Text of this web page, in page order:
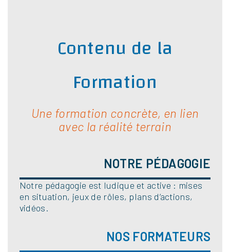
Contenu de la
Formation
Une formation concrète, en lien
avec la réalité terrain
NOTRE PÉDAGOGIE
Notre pédagogie est ludique et active : mises
en situation, jeux de rôles, plans d’actions,
vidéos.
NOS FORMATEURS